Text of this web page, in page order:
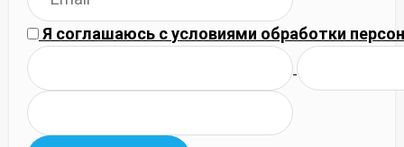
Я соглашаюсь сусловиями обработки